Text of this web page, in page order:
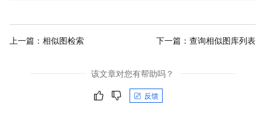
上一篇： 相似图检索 下一篇： 查询相似图库列表
该文章对您有帮助吗？
反馈